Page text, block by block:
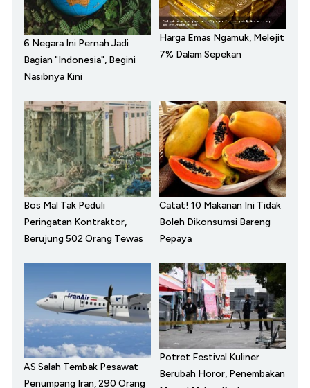
6 Negara Ini Pernah Jadi
Bagian "Indonesia", Begini
Nasibnya Kini
Harga Emas Ngamuk, Melejit
7% Dalam Sepekan
Bos Mal Tak Peduli
Peringatan Kontraktor,
Berujung 502 Orang Tewas
Catat! 10 Makanan Ini Tidak
Boleh Dikonsumsi Bareng
Pepaya
AS Salah Tembak Pesawat
Penumpang Iran, 290 Orang
Potret Festival Kuliner
Berubah Horor, Penembakan